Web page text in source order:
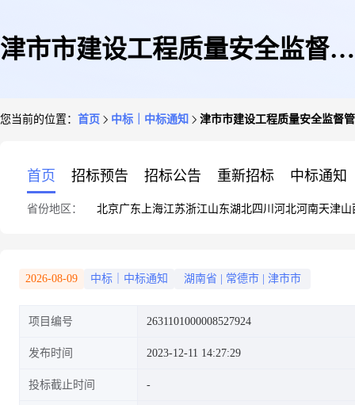
津市市建设工程质量安全监督管
您当前的位置： 首页 中标｜中标通知 津市市建设工程质量安全监督
首页 招标预告 招标公告 重新招标 中标通知
省份地区： 北京广东 上海江苏浙江山东湖北四川 河北河南天津山
2026-08-09 中标｜中标通知 湖南省 常德市 津市市
项目编号 2631101000008527924
发布时间 2023-12-11 14:27:29
投标截止时间